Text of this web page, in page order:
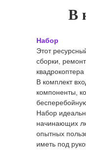
В
Набор
Этот
сборки,
квадрокоптера
В комплект
компоненты,
Набор
начинающих
опытных
иметь под